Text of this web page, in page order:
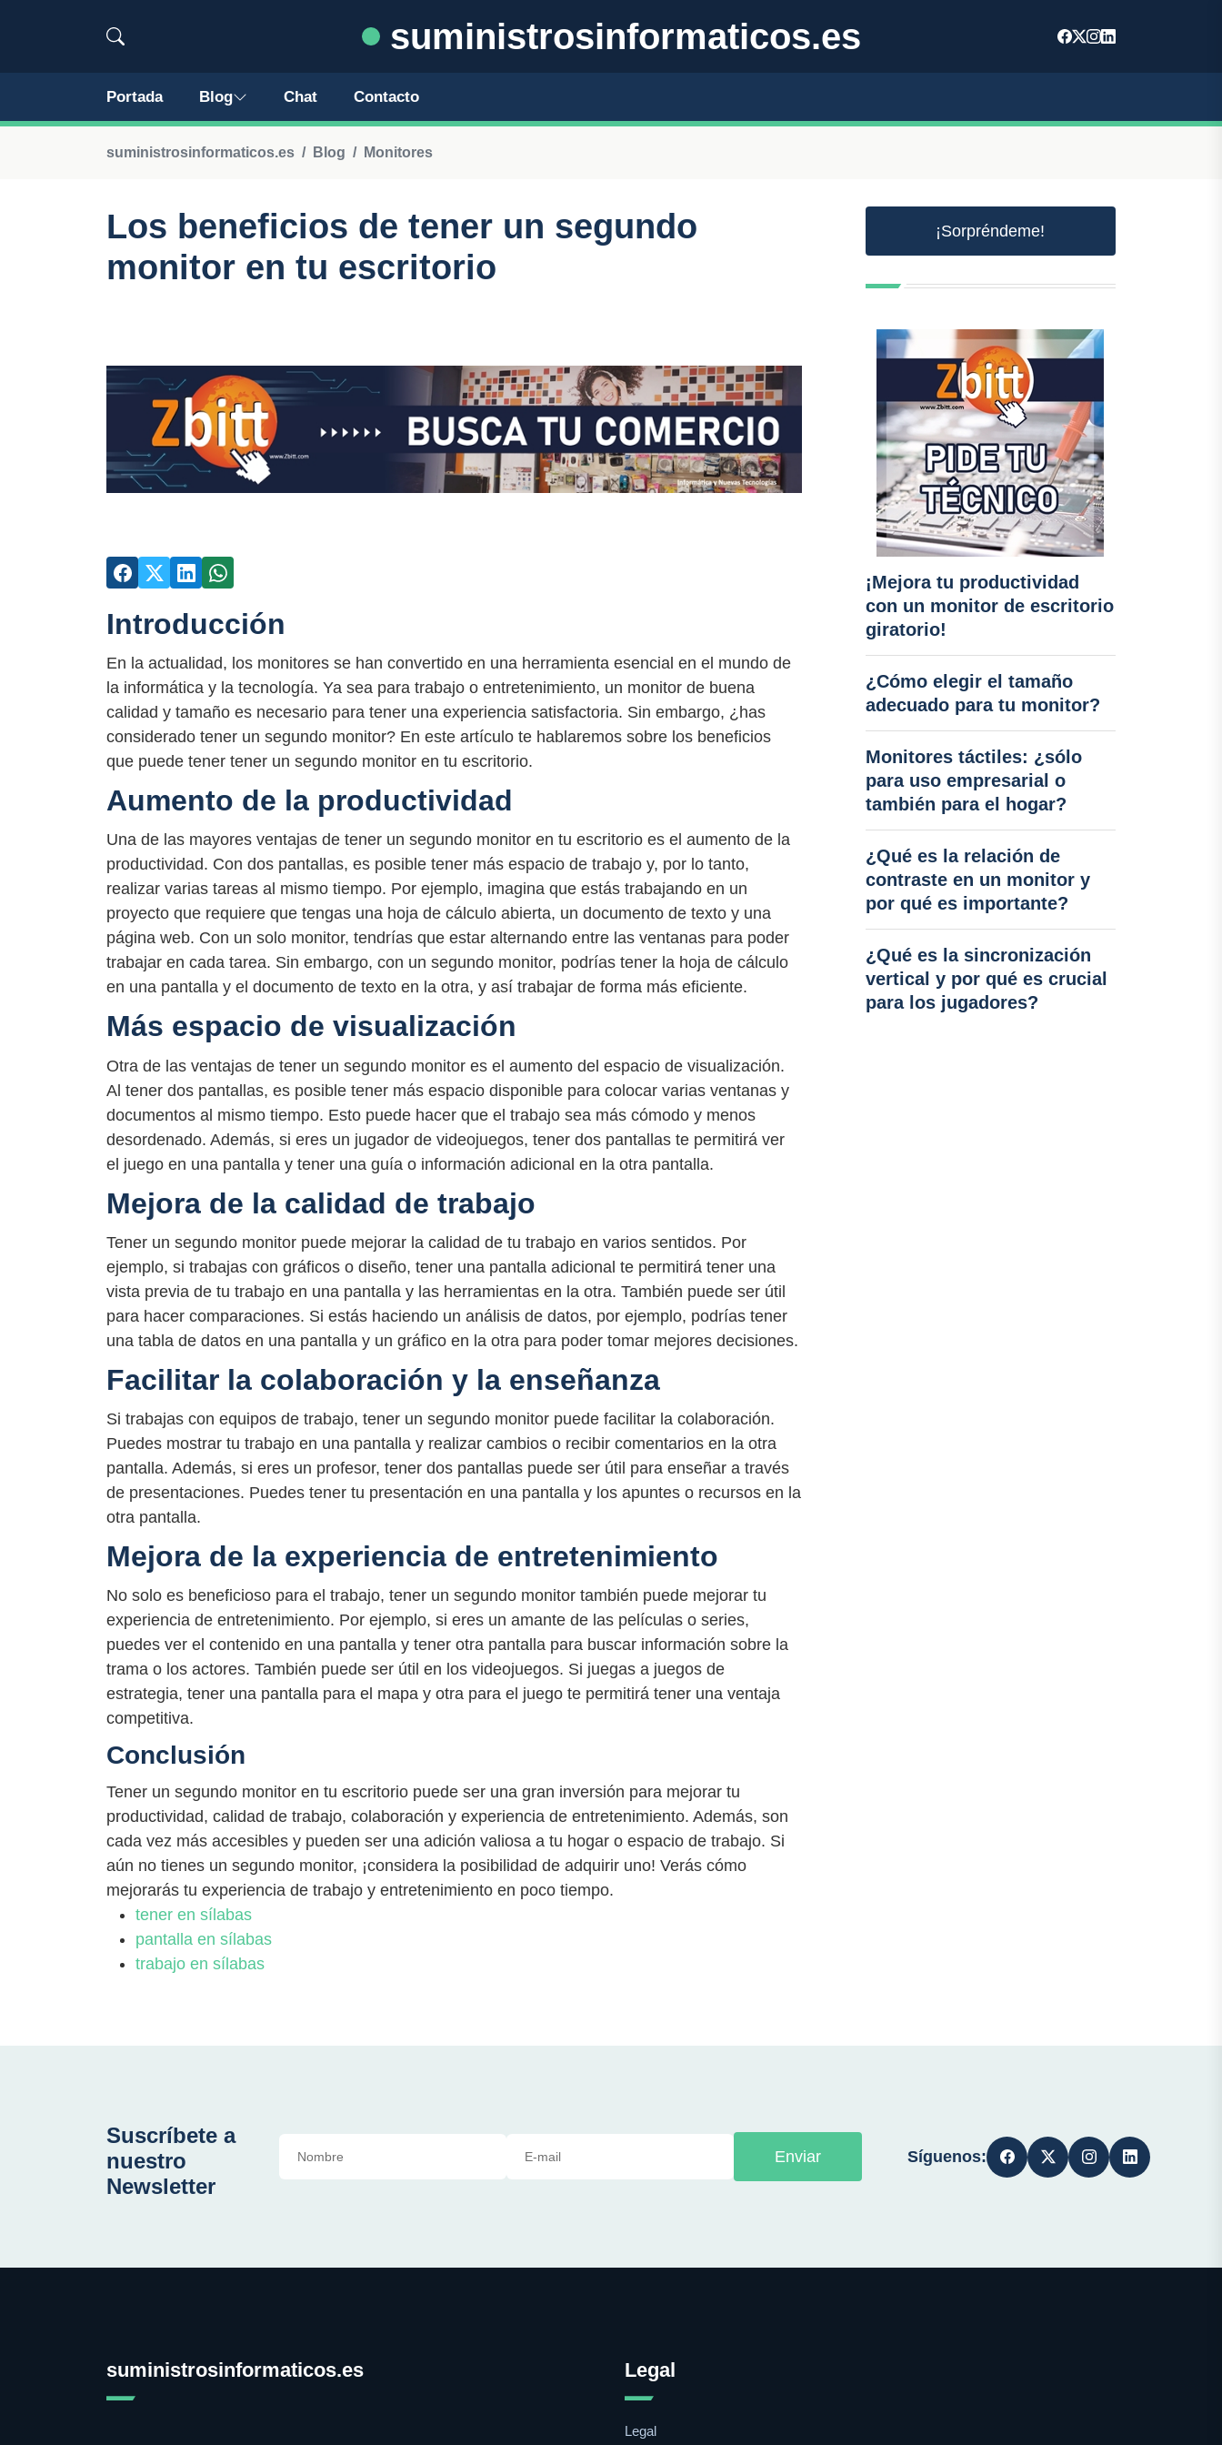
suministrosinformaticos.es
Portada Blog Chat Contacto
suministrosinformaticos.es Blog Monitores
Los beneficios de tener un segundo
monitor en tu escritorio
Introducción
En la actualidad, los monitores se han convertido en una herramienta esencial en el mundo de
la informática y la tecnología. Ya sea para trabajo o entretenimiento, un monitor de buena
calidad y tamaño es necesario para tener una experiencia satisfactoria. Sin embargo, ¿has
considerado tener un segundo monitor? En este artículo te hablaremos sobre los beneficios
que puede tener tener un segundo monitor en tu escritorio.
Aumento de la productividad
Una de las mayores ventajas de tener un segundo monitor en tu escritorio es el aumento de la
productividad. Con dos pantallas, es posible tener más espacio de trabajo y, por lo tanto,
realizar varias tareas al mismo tiempo. Por ejemplo, imagina que estás trabajando en un
proyecto que requiere que tengas una hoja de cálculo abierta, un documento de texto y una
página web. Con un solo monitor, tendrías que estar alternando entre las ventanas para poder
trabajar en cada tarea. Sin embargo, con un segundo monitor, podrías tener la hoja de cálculo
en una pantalla y el documento de texto en la otra, y así trabajar de forma más eficiente.
Más espacio de visualización
Otra de las ventajas de tener un segundo monitor es el aumento del espacio de visualización.
Al tener dos pantallas, es posible tener más espacio disponible para colocar varias ventanas y
documentos al mismo tiempo. Esto puede hacer que el trabajo sea más cómodo y menos
desordenado. Además, si eres un jugador de videojuegos, tener dos pantallas te permitirá ver
el juego en una pantalla y tener una guía o información adicional en la otra pantalla.
Mejora de la calidad de trabajo
Tener un segundo monitor puede mejorar la calidad de tu trabajo en varios sentidos. Por
ejemplo, si trabajas con gráficos o diseño, tener una pantalla adicional te permitirá tener una
vista previa de tu trabajo en una pantalla y las herramientas en la otra. También puede ser útil
para hacer comparaciones. Si estás haciendo un análisis de datos, por ejemplo, podrías tener
una tabla de datos en una pantalla y un gráfico en la otra para poder tomar mejores decisiones.
Facilitar la colaboración y la enseñanza
Si trabajas con equipos de trabajo, tener un segundo monitor puede facilitar la colaboración.
Puedes mostrar tu trabajo en una pantalla y realizar cambios o recibir comentarios en la otra
pantalla. Además, si eres un profesor, tener dos pantallas puede ser útil para enseñar a través
de presentaciones. Puedes tener tu presentación en una pantalla y los apuntes o recursos en la
otra pantalla.
Mejora de la experiencia de entretenimiento
No solo es beneficioso para el trabajo, tener un segundo monitor también puede mejorar tu
experiencia de entretenimiento. Por ejemplo, si eres un amante de las películas o series,
puedes ver el contenido en una pantalla y tener otra pantalla para buscar información sobre la
trama o los actores. También puede ser útil en los videojuegos. Si juegas a juegos de
estrategia, tener una pantalla para el mapa y otra para el juego te permitirá tener una ventaja
competitiva.
Conclusión
Tener un segundo monitor en tu escritorio puede ser una gran inversión para mejorar tu
productividad, calidad de trabajo, colaboración y experiencia de entretenimiento. Además, son
cada vez más accesibles y pueden ser una adición valiosa a tu hogar o espacio de trabajo. Si
aún no tienes un segundo monitor, ¡considera la posibilidad de adquirir uno! Verás cómo
mejorarás tu experiencia de trabajo y entretenimiento en poco tiempo.
tener en sílabas
pantalla en sílabas
trabajo en sílabas
¡Sorpréndeme!
¡Mejora tu productividad
con un monitor de escritorio
giratorio!
¿Cómo elegir el tamaño
adecuado para tu monitor?
Monitores táctiles: ¿sólo
para uso empresarial o
también para el hogar?
¿Qué es la relación de
contraste en un monitor y
por qué es importante?
¿Qué es la sincronización
vertical y por qué es crucial
para los jugadores?
Suscríbete a
nuestro
Newsletter
Enviar Síguenos:
suministrosinformaticos.es Legal
Legal